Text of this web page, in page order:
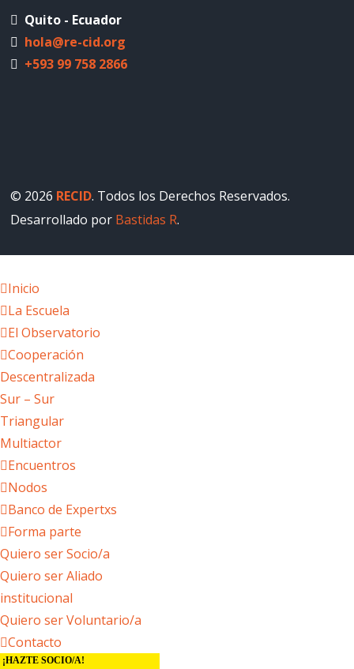
Quito - Ecuador
hola@re-cid.org
+593 99 758 2866
© 2026 RECID. Todos los Derechos Reservados.
Desarrollado por Bastidas R.
Inicio
La Escuela
El Observatorio
Cooperación
Descentralizada
Sur – Sur
Triangular
Multiactor
Encuentros
Nodos
Banco de Expertxs
Forma parte
Quiero ser Socio/a
Quiero ser Aliado
institucional
Quiero ser Voluntario/a
Contacto
¡HAZTE SOCIO/A!